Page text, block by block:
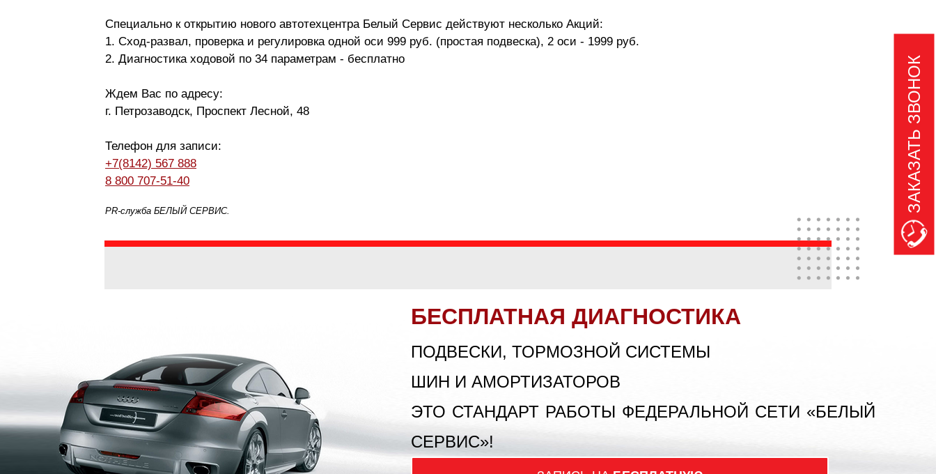
Специально к открытию нового автотехцентра Белый Сервис действуют несколько Акций:
1. Сход-развал, проверка и регулировка одной оси 999 руб. (простая подвеска), 2 оси - 1999 руб.
2. Диагностика ходовой по 34 параметрам - бесплатно
Ждем Вас по адресу:
г. Петрозаводск, Проспект Лесной, 48
Телефон для записи:
+7(8142) 567 888
8 800 707-51-40
PR-служба БЕЛЫЙ СЕРВИС.
БЕСПЛАТНАЯ ДИАГНОСТИКА
ПОДВЕСКИ, ТОРМОЗНОЙ СИСТЕМЫ
ШИН И АМОРТИЗАТОРОВ
ЭТО СТАНДАРТ РАБОТЫ ФЕДЕРАЛЬНОЙ СЕТИ «БЕЛЫЙ
СЕРВИС»!
ЗАКАЗАТЬ ЗВОНОК